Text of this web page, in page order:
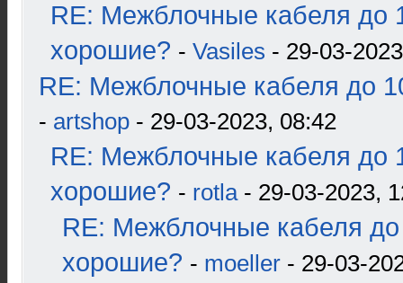
RE: Межблочные кабеля до
хорошие? - Vasiles - 29-03-
RE: Межблочные кабеля до
- artshop - 29-03-2023, 08:42
RE: Межблочные кабеля до
хорошие? - rotla- 29-03-2023,
RE: Межблочные кабеля до
хорошие? - moeller - 29-03-